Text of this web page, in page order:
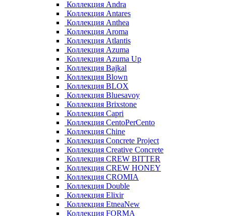
Коллекция Andra
Коллекция Antares
Коллекция Anthea
Коллекция Aroma
Коллекция Atlantis
Коллекция Azuma
Коллекция Azuma Up
Коллекция Bajkal
Коллекция Blown
Коллекция BLOX
Коллекция Bluesavoy
Коллекция Brixstone
Коллекция Capri
Коллекция CentoPerCento
Коллекция Chine
Коллекция Concrete Project
Коллекция Creative Concrete
Коллекция CREW BITTER
Коллекция CREW HONEY
Коллекция CROMIA
Коллекция Double
Коллекция Elixir
Коллекция EtneaNew
Коллекция FORMA